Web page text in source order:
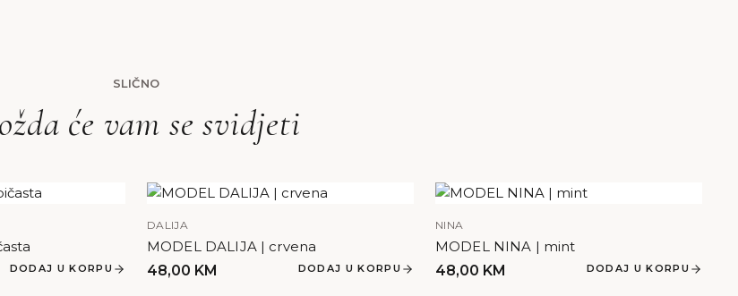
SLIČNO
će vam se svidjeti
DODAJ U KORPU
DALIJA
MODEL DALIJA | crvena
48,00 KM DODAJ U KORPU
NINA
MODEL NINA | mint
48,00 KM DODAJ U KORPU